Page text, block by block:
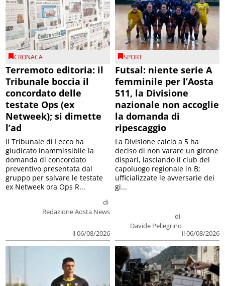
CRONACA
Terremoto editoria: il
Tribunale boccia il
concordato delle
testate Ops (ex
Netweek); si dimette
l’ad
di
Redazione Aosta News
il 06/08/2026
Il Tribunale di Lecco ha
giudicato inammissibile la
domanda di concordato
preventivo presentata dal
gruppo per salvare le testate
ex Netweek ora Ops R...
SPORT
Futsal: niente serie A
femminile per l’Aosta
511, la Divisione
nazionale non accoglie
la domanda di
ripescaggio
di
Davide Pellegrino
il 06/08/2026
La Divisione calcio a 5 ha
deciso di non varare un girone
dispari, lasciando il club del
capoluogo regionale in B;
ufficializzate le avversarie dei
gi...